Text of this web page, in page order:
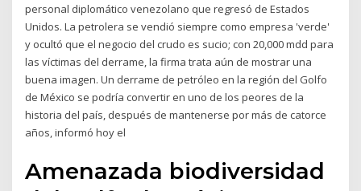
personal diplomático venezolano que regresó de Estados
Unidos. La petrolera se vendió siempre como empresa 'verde'
y ocultó que el negocio del crudo es sucio; con 20,000 mdd para
las víctimas del derrame, la firma trata aún de mostrar una
buena imagen. Un derrame de petróleo en la región del Golfo
de México se podría convertir en uno de los peores de la
historia del país, después de mantenerse por más de catorce
años, informó hoy el
Amenazada biodiversidad